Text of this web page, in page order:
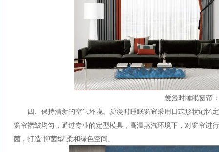
爱漫时睡眠窗帘
四、保持清新的空气环境。爱漫时睡眠窗帘采用日式形状记忆
窗帘褶皱均匀，通过专业的定型模具，高温蒸汽环境下，对窗帘进
菌，打造“抑菌型”柔和绿色空间。